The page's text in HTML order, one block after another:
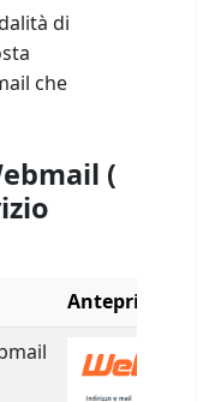
di
che
(
Anteprima